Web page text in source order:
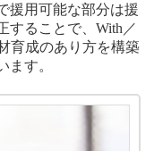
援用可能な部分は援
することで、With／
育成のあり方を構築
ます。